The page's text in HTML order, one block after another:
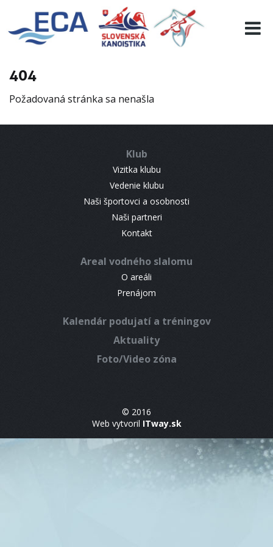
404
Požadovaná stránka sa nenašla
Klub
Vizitka klubu
Vedenie klubu
Naši športovci a osobnosti
Naši partneri
Kontakt
Areal vodného slalomu
O areáli
Prenájom
Kalendár podujatí a tréningov
Aktuality
Foto/Video zóna
© 2016
Web vytvoril ITway.sk
EURO 19
INFO
RESULTS
CONTACT